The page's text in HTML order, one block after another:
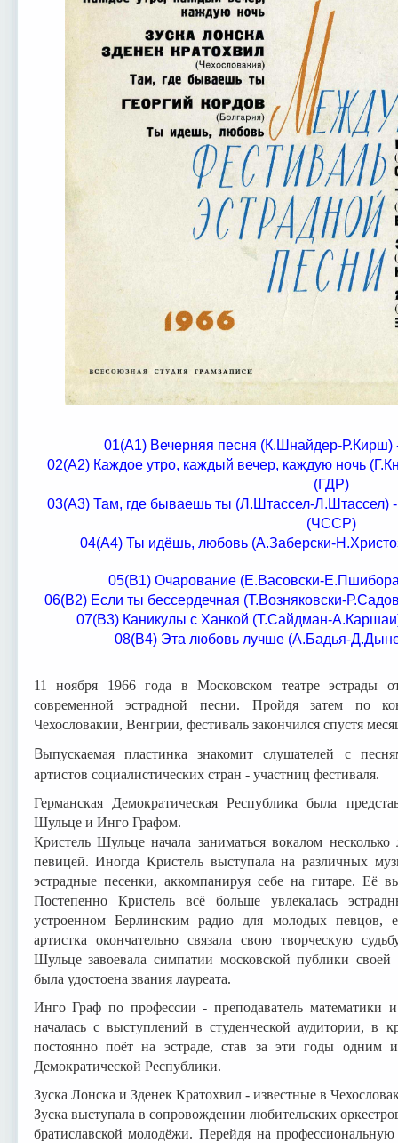
01(А1) Вечерняя песня (К.Шнайдер-Р.Кирш)
02(А2) Каждое утро, каждый вечер, каждую ночь
(ГДР)
03(А3) Там, где бываешь ты (Л.Штассел-Л.Штассел) -
(ЧССР)
04(А4) Ты идёшь, любовь (А.Заберски-
05(В1) Очарование (Е.Васовски-
06(В2) Если ты бессердечная (Т.Возняковски-
07(В3) Каникулы с Ханкой (Т.Сайдман-
08(В4) Эта любовь лучше (А.Бадья-
11 ноября 1966 года в Московском театре эстрады
современной эстрадной песни. Пройдя затем по
Чехословакии, Венгрии, фестиваль закончился спустя
Выпускаемая пластинка знакомит слушателей с
артистов социалистических стран - участниц фестиваля.
Германская Демократическая Республика была
Шульце и Инго Графом.
Кристель Шульце начала заниматься вокалом несколько
певицей. Иногда Кристель выступала на различных
эстрадные песенки, аккомпанируя себе на гитаре. Её
Постепенно Кристель всё больше увлекалась
устроенном Берлинским радио для молодых певцов,
артистка окончательно связала свою творческую
Шульце завоевала симпатии московской публики
была удостоена звания лауреата.
Инго Граф по профессии - преподаватель математики
началась с выступлений в студенческой аудитории,
постоянно поёт на эстраде, став за эти годы одним
Демократической Республики.
Зуска Лонска и Зденек Кратохвил - известные в
Зуска выступала в сопровождении любительских
братиславской молодёжи. Перейдя на